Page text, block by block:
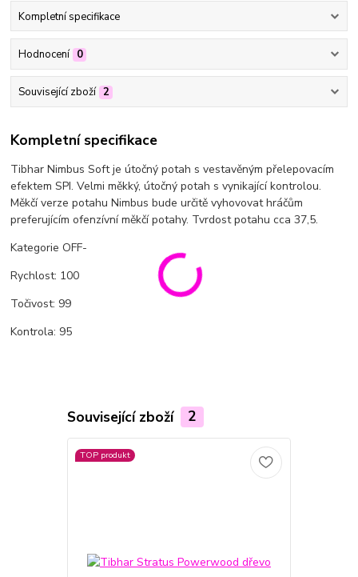
Kompletní specifikace
Hodnocení 0
Související zboží 2
Kompletní specifikace
Tibhar Nimbus Soft je útočný potah s vestavěným přelepovacím
efektem SPI. Velmi měkký, útočný potah s vynikající kontrolou.
Měkčí verze potahu Nimbus bude určitě vyhovovat hráčům
preferujícím ofenzívní měkčí potahy. Tvrdost potahu cca 37,5.
Kategorie OFF-
Rychlost: 100
Točivost: 99
Kontrola: 95
Související zboží 2
TOP produkt